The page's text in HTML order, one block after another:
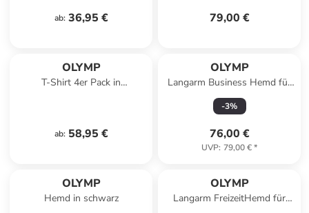
ab: 36,95 € 79,00 €
OLYMP
T-Shirt 4er Pack in
ab: 58,95 €
OLYMP
Langarm Business Hemd für
Herren in schwarz
-3%
76,00 €
UVP: 79,00 €*
OLYMP
Hemd in schwarz
OLYMP
Langarm FreizeitHemd für